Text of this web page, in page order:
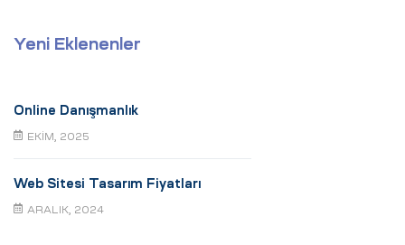
Yeni Eklenenler
Online Danışmanlık
EKIM, 2025
Web Sitesi Tasarım Fiyatları
ARALIK, 2024